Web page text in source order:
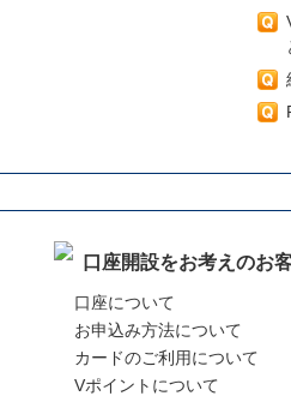
口座開設をお考えのお
口座について
お申込み方法について
カードのご利用について
Vポイントについて